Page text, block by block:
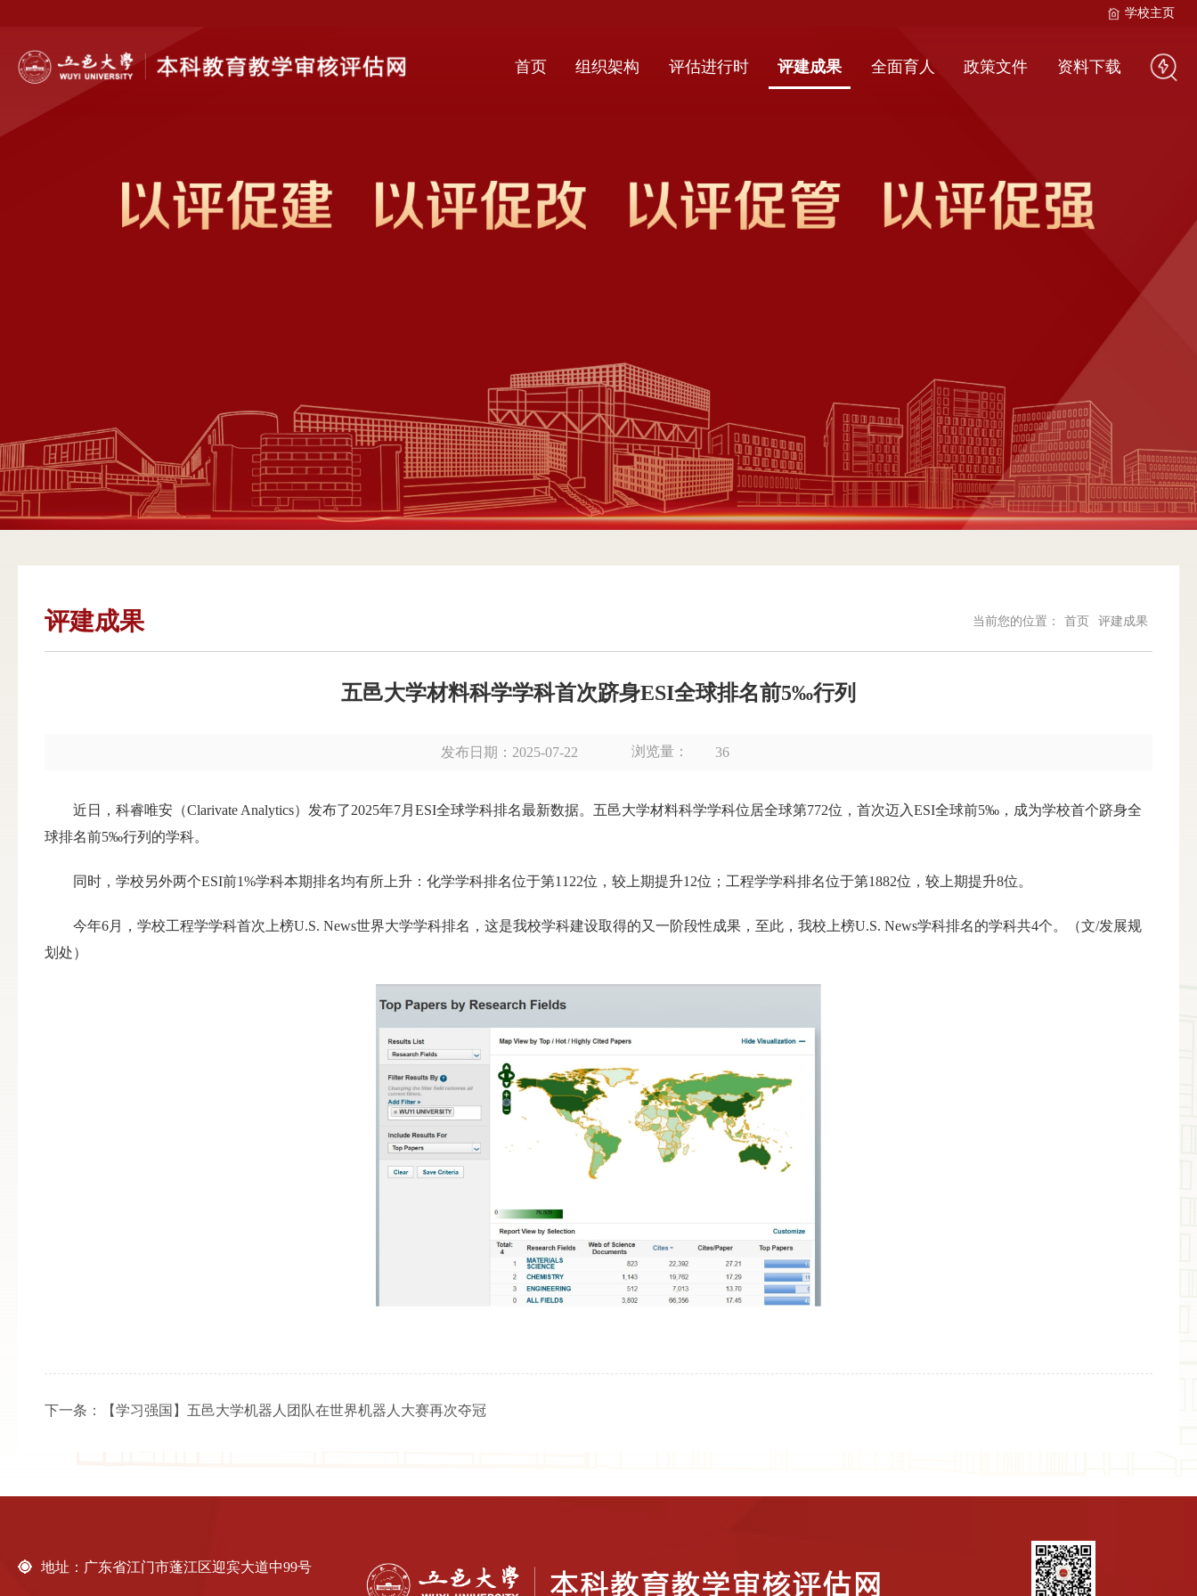
学校主页
首页 组织架构 评估进行时 评建成果 全面育人 政策文件 资料下载
评建成果 当前您的位置： 首页 评建成果
五邑大学材料科学学科首次跻身ESI全球排名前5‰行列
发布日期：2025-07-22 浏览量： 36
近日，科睿唯安（Clarivate Analytics）发布了2025年7月ESI全球学科排名最新数据。五邑大学材料科学学科位居全球第772位，首次迈入ESI全球前5‰，成为学校首个跻身全
球排名前5‰行列的学科。
同时，学校另外两个ESI前1%学科本期排名均有所上升：化学学科排名位于第1122位，较上期提升12位；工程学学科排名位于第1882位，较上期提升8位。
今年6月，学校工程学学科首次上榜U.S. News世界大学学科排名，这是我校学科建设取得的又一阶段性成果，至此，我校上榜U.S. News学科排名的学科共4个。（文/发展规
划处）
下一条： 【学习强国】五邑大学机器人团队在世界机器人大赛再次夺冠
地址：广东省江门市蓬江区迎宾大道中99号